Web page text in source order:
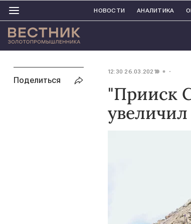
НОВОСТИ АНАЛИТИКА
12:30 26.03.2021
"Прииск
Поделиться